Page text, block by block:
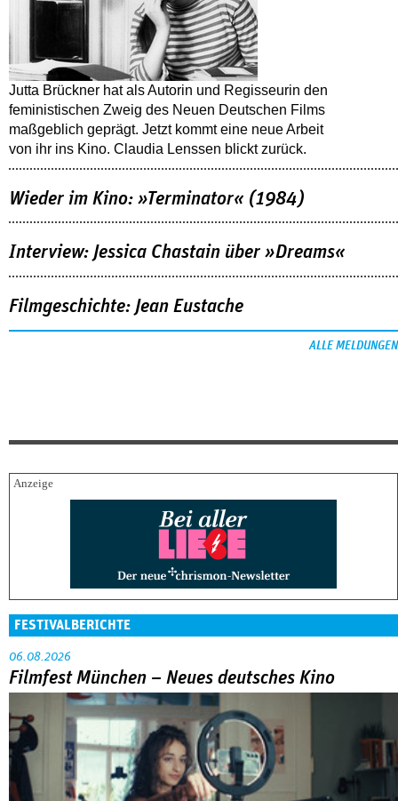
Jutta Brückner hat als Autorin und Regisseurin den
feministischen Zweig des Neuen Deutschen Films
maßgeblich geprägt. Jetzt kommt eine neue Arbeit
von ihr ins Kino. Claudia Lenssen blickt zurück.
Wieder im Kino: »Terminator« (1984)
Interview: Jessica Chastain über »Dreams«
Filmgeschichte: Jean Eustache
ALLE MELDUNGEN
FESTIVALBERICHTE
06.08.2026
Filmfest München – Neues deutsches Kino